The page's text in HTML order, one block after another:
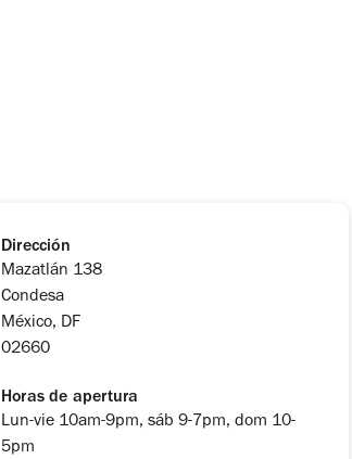
Dirección
Mazatlán 138
Condesa
México, DF
02660
Horas de apertura
Lun-vie 10am-9pm, sáb 9-7pm, dom 10-
5pm